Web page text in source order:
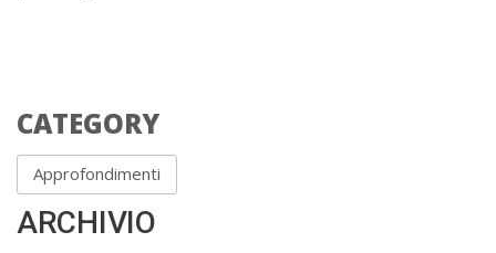
CATEGORY
Approfondimenti
ARCHIVIO